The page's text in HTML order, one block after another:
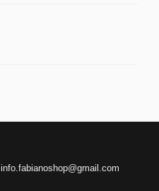
info.fabianoshop@gmail.com